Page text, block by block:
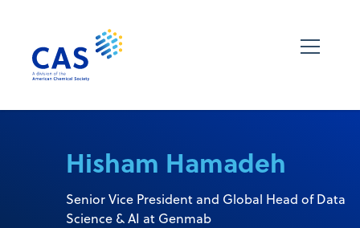
Hisham Hamadeh
Senior Vice President and Global Head of Data
Science & AI at Genmab